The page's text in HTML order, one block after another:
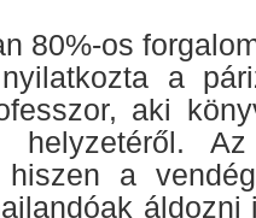
80%-os
a
aki
helyzetéről.
hiszen a
áldozni